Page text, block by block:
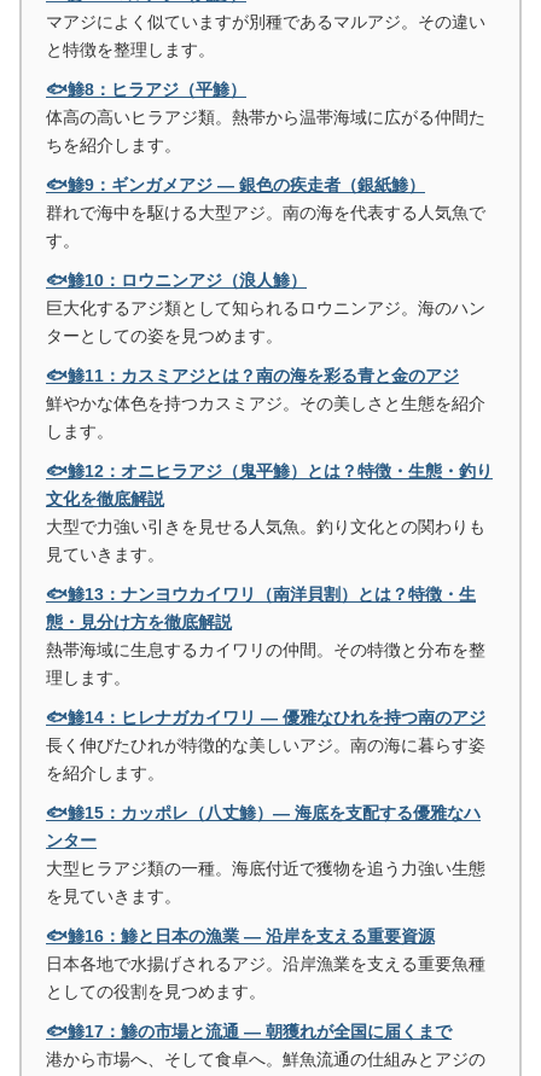
マアジによく似ていますが別種であるマルアジ。その違い
と特徴を整理します。
🐟鯵8：ヒラアジ（平鯵）
体高の高いヒラアジ類。熱帯から温帯海域に広がる仲間た
ちを紹介します。
🐟鯵9：ギンガメアジ ― 銀色の疾走者（銀紙鯵）
群れで海中を駆ける大型アジ。南の海を代表する人気魚で
す。
🐟鯵10：ロウニンアジ（浪人鯵）
巨大化するアジ類として知られるロウニンアジ。海のハン
ターとしての姿を見つめます。
🐟鯵11：カスミアジとは？南の海を彩る青と金のアジ
鮮やかな体色を持つカスミアジ。その美しさと生態を紹介
します。
🐟鯵12：オニヒラアジ（鬼平鯵）とは？特徴・生態・釣り
文化を徹底解説
大型で力強い引きを見せる人気魚。釣り文化との関わりも
見ていきます。
🐟鯵13：ナンヨウカイワリ（南洋貝割）とは？特徴・生
態・見分け方を徹底解説
熱帯海域に生息するカイワリの仲間。その特徴と分布を整
理します。
🐟鯵14：ヒレナガカイワリ ― 優雅なひれを持つ南のアジ
長く伸びたひれが特徴的な美しいアジ。南の海に暮らす姿
を紹介します。
🐟鯵15：カッポレ（八丈鯵）― 海底を支配する優雅なハ
ンター
大型ヒラアジ類の一種。海底付近で獲物を追う力強い生態
を見ていきます。
🐟鯵16：鯵と日本の漁業 ― 沿岸を支える重要資源
日本各地で水揚げされるアジ。沿岸漁業を支える重要魚種
としての役割を見つめます。
🐟鯵17：鯵の市場と流通 ― 朝獲れが全国に届くまで
港から市場へ、そして食卓へ。鮮魚流通の仕組みとアジの